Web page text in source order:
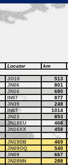
Locator km
JO10 513
JN06 801
JN16 680
IN97 877
JN39 248
IN87 1014
JN23 853
JN18EU 468
JN16XX 458
JN19DB 469
JN09OQ 540
JN09 667
JN28NN 288